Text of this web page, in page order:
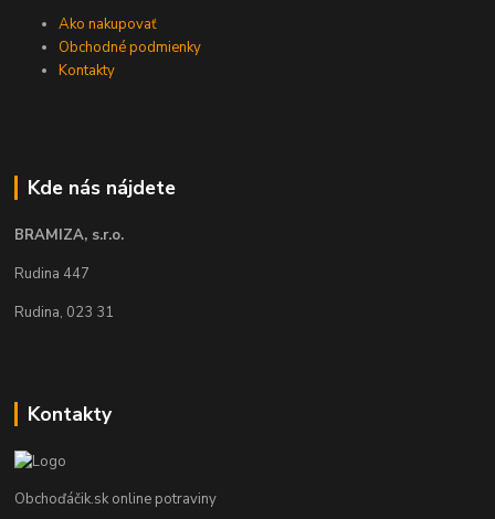
Ako nakupovať
Obchodné podmienky
Kontakty
Kde nás nájdete
BRAMIZA, s.r.o.
Rudina 447
Rudina, 023 31
Kontakty
Obchoďáčik.sk online potraviny